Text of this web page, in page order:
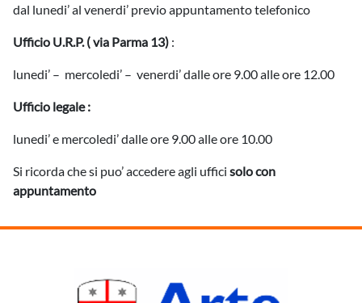
dal lunedi’ al venerdi’ previo appuntamento telefonico
Ufficio U.R.P. ( via Parma 13) :
lunedi’ – mercoledi’ – venerdi’ dalle ore 9.00 alle ore 12.00
Ufficio legale :
lunedi’ e mercoledi’ dalle ore 9.00 alle ore 10.00
Si ricorda che si puo’ accedere agli uffici solo con
appuntamento